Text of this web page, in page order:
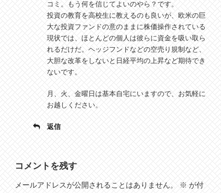
コミ。もう何を信じてよいのやら？です。
投資の教育を高校生に教えるのも良いが、欧米の巨
大な投資ファンドの意のままに株価操作されている
現状では、ほとんどの個人は彼らに資金を吸い取ら
れるだけだ。ヘッジフンドなどの空売り規制など、
大胆な改革をしないと日経平均の上昇など期待でき
ないです。
月、火、金曜日は基本自宅にいますので、お気軽に
お越しください。
返信
コメントを残す
メールアドレスが公開されることはありません。 ※が付